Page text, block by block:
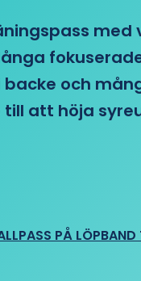
backe och
att höja
PÅ LÖPBAND